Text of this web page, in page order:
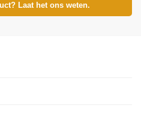
Laat het ons weten.